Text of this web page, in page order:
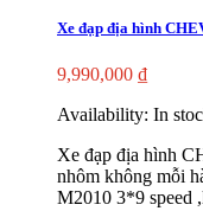
Xe đạp địa hình
9,990,000 ₫
Availability: In
Xe đạp địa hình
nhôm không mỗi
M2010 3*9 speed